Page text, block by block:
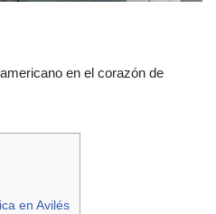
en el corazón de
en Avilés